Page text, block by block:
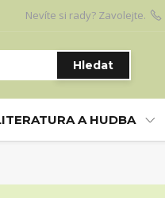
Hledat
Nevíte si rady? Zavolejte.
A HUDBA